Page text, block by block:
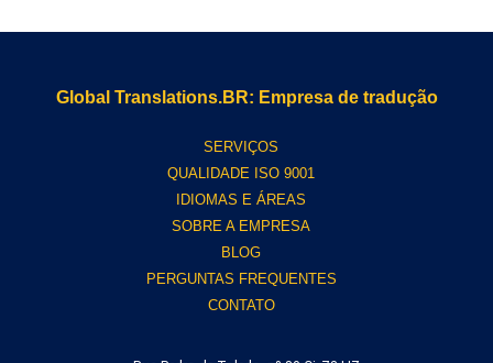
Global Translations.BR: Empresa de tradução
SERVIÇOS
QUALIDADE ISO 9001
IDIOMAS E ÁREAS
SOBRE A EMPRESA
BLOG
PERGUNTAS FREQUENTES
CONTATO